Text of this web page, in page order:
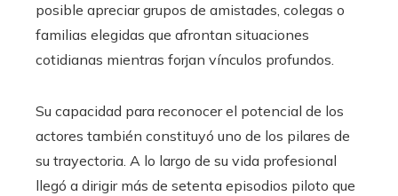
posible apreciar grupos de amistades, colegas o
familias elegidas que afrontan situaciones
cotidianas mientras forjan vínculos profundos.
Su capacidad para reconocer el potencial de los
actores también constituyó uno de los pilares de
su trayectoria. A lo largo de su vida profesional
llegó a dirigir más de setenta episodios piloto que